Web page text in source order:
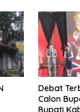
Debat
Calon
Bupati